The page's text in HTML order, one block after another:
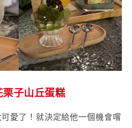
栗子山丘蛋糕
愛了！就決定給他一個機會嚐